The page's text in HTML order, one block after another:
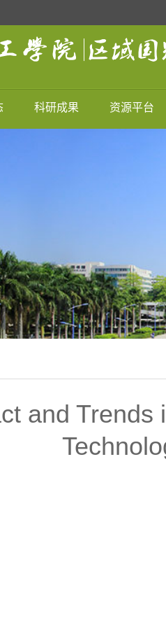
科研成果 资源平台
and